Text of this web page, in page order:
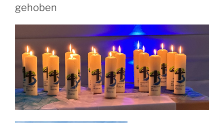
gehoben